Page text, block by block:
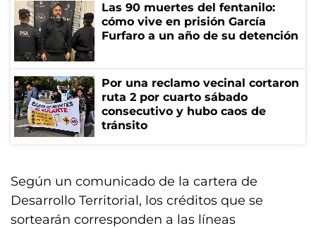
Las 90 muertes del fentanilo:
cómo vive en prisión García
Furfaro a un año de su detención
Por una reclamo vecinal cortaron
ruta 2 por cuarto sábado
consecutivo y hubo caos de
tránsito
Según un comunicado de la cartera de
Desarrollo Territorial, los créditos que se
sortearán corresponden a las líneas